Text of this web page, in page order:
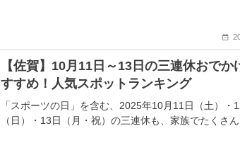
【佐賀】10月11日～13日の三連休おでか
すすめ！人気スポットランキング
「スポーツの日」を含む、2025年10月11日（土）・
（日）・13日（月・祝）の三連休も、家族でたくさ